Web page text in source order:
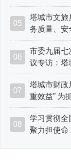
05
塔城市文旅
务质量、
06
市委九届七
议专访：
07
塔城市财政
重效益” 为
08
学习贯彻
聚力担使